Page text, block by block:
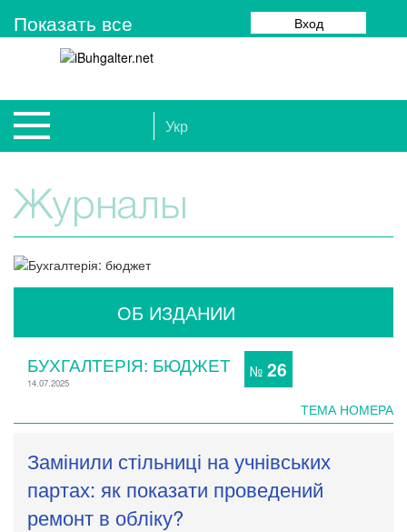
Показать все Вход
Укр
Журналы
ОБ ИЗДАНИИ
БУХГАЛТЕРІЯ: БЮДЖЕТ
14.07.2025
№ 26
ТЕМА НОМЕРА
Замінили стільниці на учнівських
партах: як показати проведений
ремонт в обліку?